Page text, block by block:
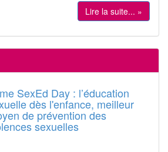
Lire la suite... »
SexEd Day : l’éducation
dès l'enfance, meilleur
de prévention des
sexuelles